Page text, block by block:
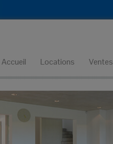
Accueil Locations Ventes